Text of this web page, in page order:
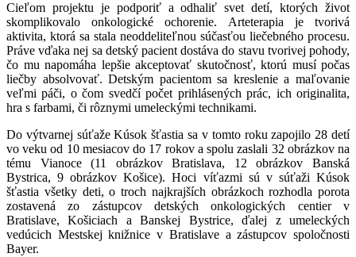
Cieľom projektu je podporiť a odhaliť svet detí, ktorých život
skomplikovalo onkologické ochorenie. Arteterapia je tvorivá
aktivita, ktorá sa stala neoddeliteľnou súčasťou liečebného procesu.
Práve vďaka nej sa detský pacient dostáva do stavu tvorivej pohody,
čo mu napomáha lepšie akceptovať skutočnosť, ktorú musí počas
liečby absolvovať. Detským pacientom sa kreslenie a maľovanie
veľmi páči, o čom svedčí počet prihlásených prác, ich originalita,
hra s farbami, či rôznymi umeleckými technikami.
Do výtvarnej súťaže Kúsok šťastia sa v tomto roku zapojilo 28 detí
vo veku od 10 mesiacov do 17 rokov a spolu zaslali 32 obrázkov na
tému Vianoce (11 obrázkov Bratislava, 12 obrázkov Banská
Bystrica, 9 obrázkov Košice). Hoci víťazmi sú v súťaži Kúsok
šťastia všetky deti, o troch najkrajších obrázkoch rozhodla porota
zostavená zo zástupcov detských onkologických centier v
Bratislave, Košiciach a Banskej Bystrice, ďalej z umeleckých
vedúcich Mestskej knižnice v Bratislave a zástupcov spoločnosti
Bayer.